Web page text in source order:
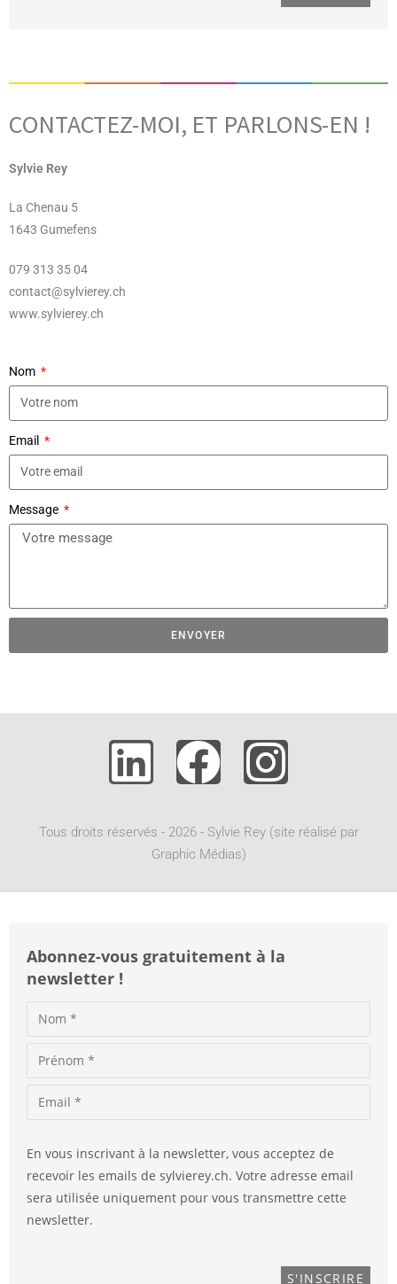
CONTACTEZ-MOI, ET PARLONS-EN !
Sylvie Rey
La Chenau 5
1643 Gumefens
079 313 35 04
contact@sylvierey.ch
www.sylvierey.ch
Nom
Email
Message
ENVOYER
Tous droits réservés - 2026 - Sylvie Rey (site réalisé par
Graphic Médias)
Abonnez-vous gratuitement à la
newsletter !
En vous inscrivant à la newsletter, vous acceptez de
recevoir les emails de sylvierey.ch. Votre adresse email
sera utilisée uniquement pour vous transmettre cette
newsletter.